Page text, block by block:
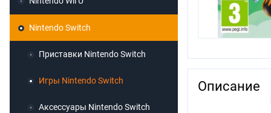
Описание
Nintendo Switch
Приставки Nintendo Switch
Игры Nintendo Switch
Аксессуары Nintendo Switch